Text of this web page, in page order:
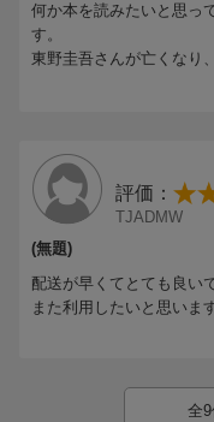
何か本を読みたいと思っ
す。
東野圭吾さんが亡くなり
評価：
TJADMW
(無題)
配送が早くてとても良い
また利用したいと思いま
全